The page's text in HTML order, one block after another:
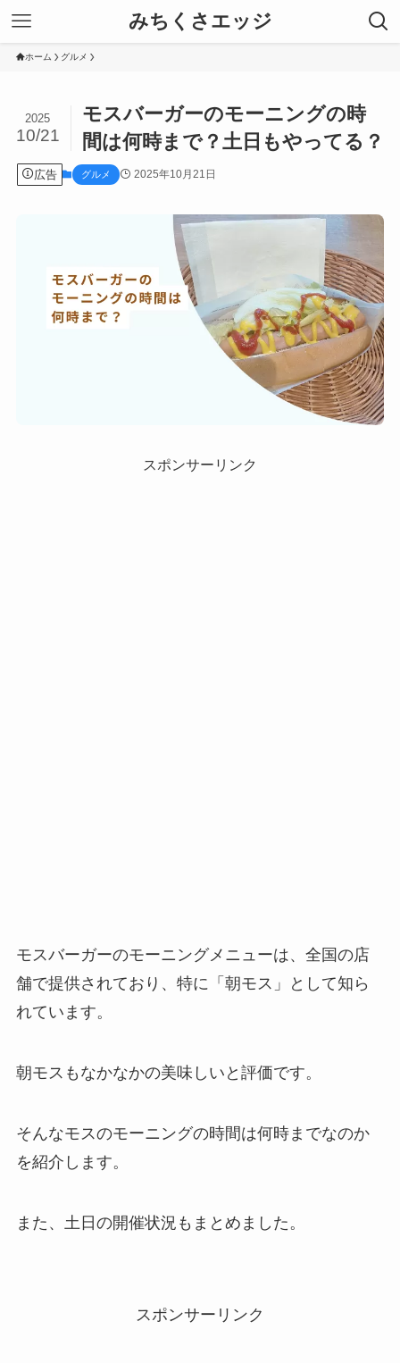
みちくさエッジ
ホーム グルメ
モスバーガーのモーニングの時
間は何時まで？土日もやってる？
2025
10/21
広告 グルメ 2025年10月21日
スポンサーリンク
モスバーガーのモーニングメニューは、全国の店
舗で提供されており、特に「朝モス」として知ら
れています。
朝モスもなかなかの美味しいと評価です。
そんなモスのモーニングの時間は何時までなのか
を紹介します。
また、土日の開催状況もまとめました。
スポンサーリンク